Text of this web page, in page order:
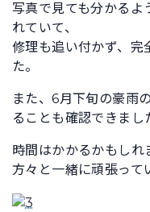
写真で見ても分かるよ
れていて、
修理も追い付かず、完
た。
また、6月下旬の豪雨
ることも確認できまし
時間はかかるかもしれ
方々と一緒に頑張って